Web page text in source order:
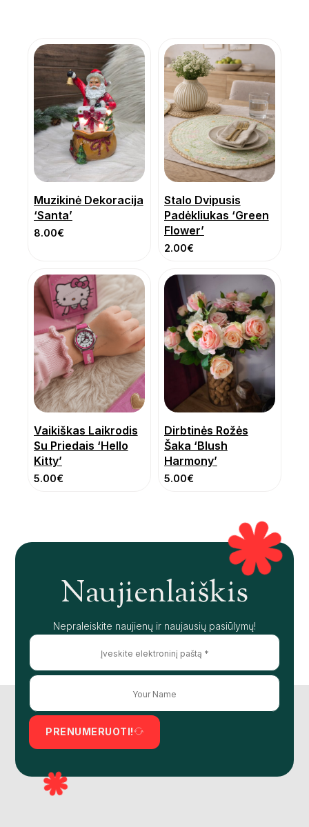
Muzikinė Dekoracija
‘Santa’
8.00€
Stalo Dvipusis
Padėkliukas ‘Green
Flower’
2.00€
Vaikiškas Laikrodis
Su Priedais ‘Hello
Kitty’
5.00€
Dirbtinės Rožės
Šaka ‘Blush
Harmony’
5.00€
Naujienlaiškis
Nepraleiskite naujienų ir naujausių pasiūlymų!
PRENUMERUOTI!